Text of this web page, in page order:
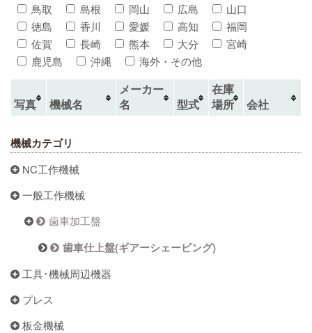
鳥取
島根 岡山 広島
山口
徳島
香川 愛媛 高知
福岡
佐賀
長崎 熊本 大分
宮崎
鹿児島
沖縄 海外・その他
写真 機械名
メーカー
名
型式
在庫
場所
会社
機械カテゴリ
NC工作機械
一般工作機械
歯車加工盤
歯車仕上盤(ギアーシェービング)
工具･機械周辺機器
プレス
板金機械